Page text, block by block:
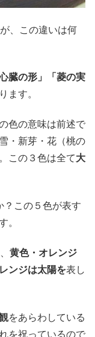
、この違いは何
心臓の形」「菱の実
ます。
色の意味は前述で
・新芽・花（桃の
この３色は全て大
？この５色が表す
。
黄色・オレンジ
ンジは太陽を表し
をあらわしている
を祝っているので